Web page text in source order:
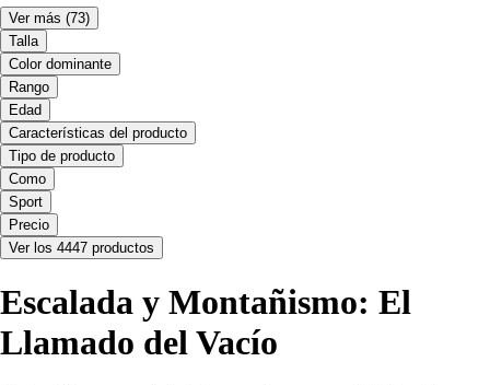
Ver más (73)
Talla
Color dominante
Rango
Edad
Características del producto
Tipo de producto
Como
Sport
Precio
Ver los 4447 productos
Escalada y Montañismo: El
Llamado del Vacío